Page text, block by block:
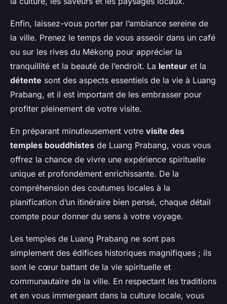
Enfin, laissez-vous porter par l’ambiance sereine de
la ville. Prenez le temps de vous asseoir dans un café
ou sur les rives du Mékong pour apprécier la
tranquillité et la beauté de l’endroit. La lenteur et la
détente sont des aspects essentiels de la vie à Luang
Prabang, et il est important de les embrasser pour
profiter pleinement de votre visite.
En préparant minutieusement votre visite des
temples bouddhistes de Luang Prabang, vous vous
offrez la chance de vivre une expérience spirituelle
unique et profondément enrichissante. De la
compréhension des coutumes locales à la
planification d’un itinéraire bien pensé, chaque détail
compte pour donner du sens à votre voyage.
Les temples de Luang Prabang ne sont pas
simplement des édifices historiques magnifiques ; ils
sont le cœur battant de la vie spirituelle et
communautaire de la ville. En respectant les traditions
et en vous immergeant dans la culture locale, vous